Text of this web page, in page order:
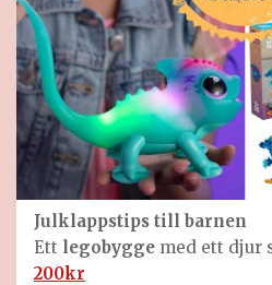
Julklappstips till barnen
Ett legobygge med ett djur
200kr